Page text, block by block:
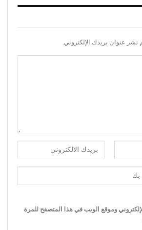
نشر عنوان بريدك الإلكتروني.
وموقع الويب في هذا المتصفح للمرة